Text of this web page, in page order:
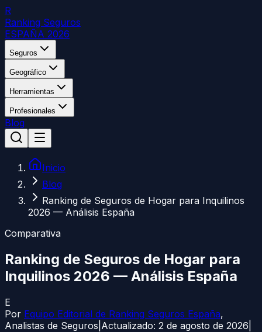
R
Ranking Seguros
ESPAÑA 2026
Seguros
Geográfico
Herramientas
Profesionales
Blog
Inicio
Blog
Ranking de Seguros de Hogar para Inquilinos
2026 — Análisis España
Comparativa
Ranking de Seguros de Hogar para
Inquilinos 2026 — Análisis España
E
Por Equipo Editorial de Ranking Seguros España,
Analistas de Seguros Actualizado: 2 de agosto de 2026